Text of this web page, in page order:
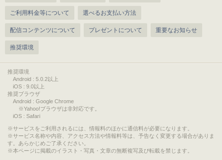
ご利用料金等について 選べるお支払い方法
配信コンテンツについて プレゼントについて 重要なお知らせ
推奨環境
推奨環境
Android : 5.0.2以上
iOS : 9.0以上
推奨ブラウザ
Android : Google Chrome
※Yahoo!ブラウザは非対応です。
iOS : Safari
サービスをご利用されるには、情報料のほかに通信料が必要になります。
サービス名称や内容、アクセス方法や情報料等は、予告なく変更する場合がありま
す。あらかじめご了承ください。
本ページに掲載のイラスト・写真・文章の無断複写及び転載を禁じます。